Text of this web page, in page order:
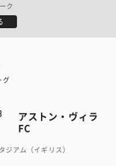
ク
グ
アストン・ヴィラ
FC
ジアム（イギリス）